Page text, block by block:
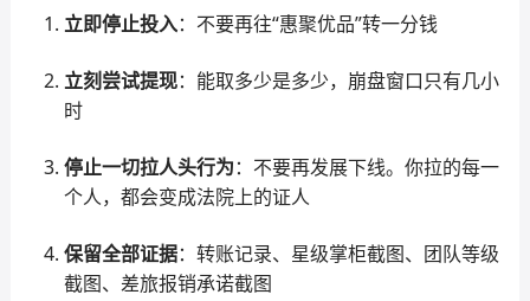
立即停止投入：不要再往“惠聚优品”转一分钱
立刻尝试提现：能取多少是多少，崩盘窗口只有几小
时
停止一切拉人头行为：不要再发展下线。你拉的每一
个人，都会变成法院上的证人
保留全部证据：转账记录、星级掌柜截图、团队等级
截图、差旅报销承诺截图